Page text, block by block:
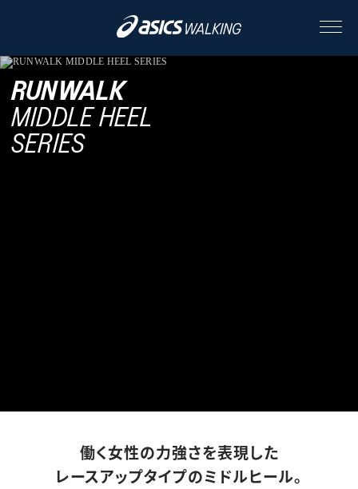
ABOUT
TECHNOLOGY
RUNWALK
MIDDLE HEEL
SERIES
働く女性の力強さを表現した
レースアップタイプのミドルヒール。